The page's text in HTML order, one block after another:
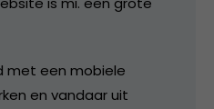
met een mobiele
en vandaar uit